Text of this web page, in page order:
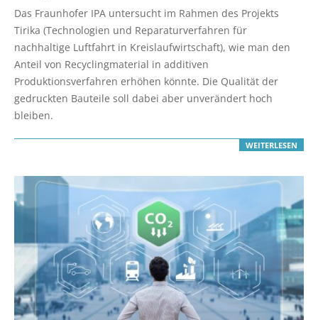
06-
28
Das Fraunhofer IPA untersucht im Rahmen des Projekts
Tirika (Technologien und Reparaturverfahren für
nachhaltige Luftfahrt in Kreislaufwirtschaft), wie man den
Anteil von Recyclingmaterial in additiven
Produktionsverfahren erhöhen könnte. Die Qualität der
gedruckten Bauteile soll dabei aber unverändert hoch
bleiben.
WEITERLESEN